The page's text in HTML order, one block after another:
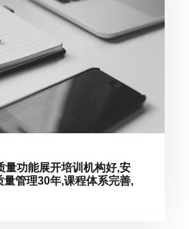
量功能展开培训机构好,安
量管理30年,课程体系完善,